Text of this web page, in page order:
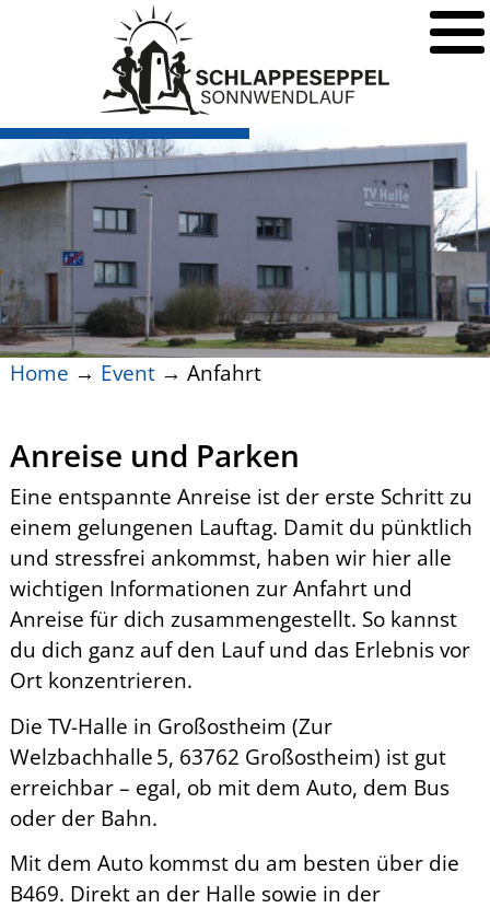
Anfahrt und
Adressen
Home → Event→ Anfahrt
Anreise und Parken
Eine entspannte Anreise ist der erste Schritt zu
einem gelungenen Lauftag. Damit du pünktlich
und stressfrei ankommst, haben wir hier alle
wichtigen Informationen zur Anfahrt und
Anreise für dich zusammengestellt. So kannst
du dich ganz auf den Lauf und das Erlebnis vor
Ort konzentrieren.
Die TV-Halle in Großostheim (Zur
Welzbachhalle 5, 63762 Großostheim) ist gut
erreichbar – egal, ob mit dem Auto, dem Bus
oder der Bahn.
Mit dem Auto kommst du am besten über die
B469. Direkt an der Halle sowie in der